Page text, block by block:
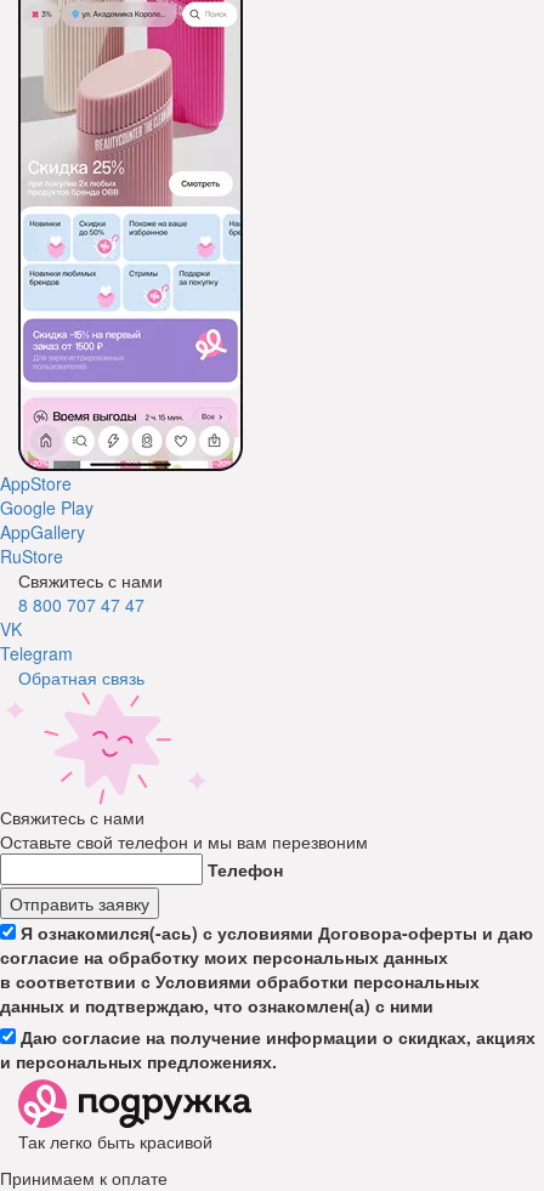
AppStore
Google Play
AppGallery
RuStore
Свяжитесь с нами
8 800 707 47 47
VK
Telegram
Обратная связь
Свяжитесь с нами
Оставьте свой телефон и мы вам перезвоним
Телефон
Отправить заявку
Я ознакомился(-ась) с условиями Договора-оферты и даю
согласие на обработку моих персональных данных
в соответствии с Условиями обработки персональных
данных и подтверждаю, что ознакомлен(а) с ними
Даю согласие на получение информации о скидках, акциях
и персональных предложениях.
Так легко быть красивой
Принимаем к оплате